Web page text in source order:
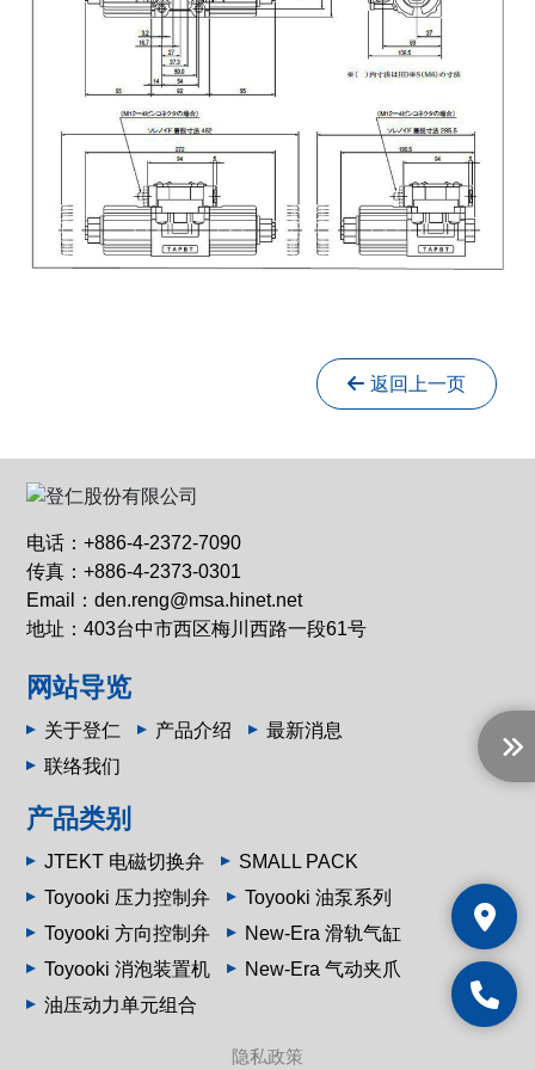
返回上一页
电话：+886-4-2372-7090
传真：+886-4-2373-0301
Email：den.reng@msa.hinet.net
地址：403台中市西区梅川西路一段61号
网站导览
关于登仁 产品介绍
最新消息
联络我们
产品类别
JTEKT 电磁切换弁
SMALL PACK
Toyooki 压力控制弁
Toyooki 油泵系列
Toyooki 方向控制弁
New-Era 滑轨气缸
Toyooki 消泡装置机
New-Era 气动夹爪
油压动力单元组合
隐私政策